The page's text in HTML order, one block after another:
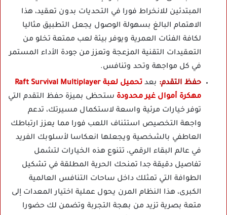
المبتدئين للانخراط فورا في التحديات بدون تعقيد، هذا
الاهتمام البالغ بسهولة الوصول يجعل التطبيق مثاليا
لكافة الفئات العمرية ويوفر بيئة لعب ممتعة تخلو من
التعقيدات التقنية المزعجة وتعزز من جودة الأداء المستمر
في كل مواجهة وتحد وتنافس.
حفظ التقدم: بعد
تحميل لعبة Raft Survival Multiplayer
مهكرة أموال غير محدودة ستحظى بميزة حفظ التقدم التي
توفر خيارات مرئية واسعة لاستكمال مسيرتك، تدعم
واجهة التخصيص استئناف اللعب فورا مما يعزز ارتباطك
العاطفي بالشخصية ويجعلها انعكاسا لأسلوبك الفريد
في عالم البقاء الرقمي، تتنوع هذه الخيارات لتشمل
تفاصيل دقيقة جدا تمنحك الحرية المطلقة في تشكيل
الطوافة التي تمثلك داخل ساحات التنافس العالمية
الكبرى، هذا النظام المرن يحول عملية اختيار المعدات إلى
متعة بصرية تزيد من بهجة التجربة وتضمن لك حضورا